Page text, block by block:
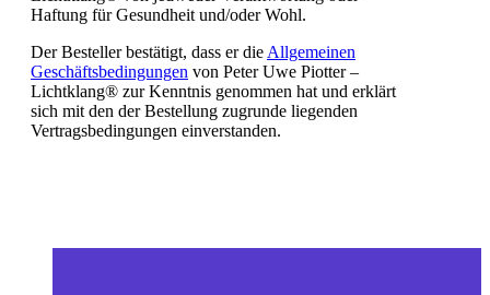
Haftung für Gesundheit und/oder Wohl.
Der Besteller bestätigt, dass er die Allgemeinen
Geschäftsbedingungen von Peter Uwe Piotter –
Lichtklang® zur Kenntnis genommen hat und erklärt
sich mit den der Bestellung zugrunde liegenden
Vertragsbedingungen einverstanden.